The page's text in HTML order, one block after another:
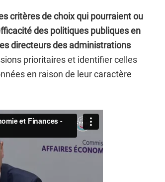
critères de choix qui pourraient ou
des politiques publiques en
directeurs des administrations
prioritaires et identifier celles
en raison de leur caractère